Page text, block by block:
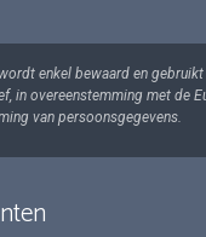
enkel bewaard en
in overeenstemming met de
van persoonsgegevens.